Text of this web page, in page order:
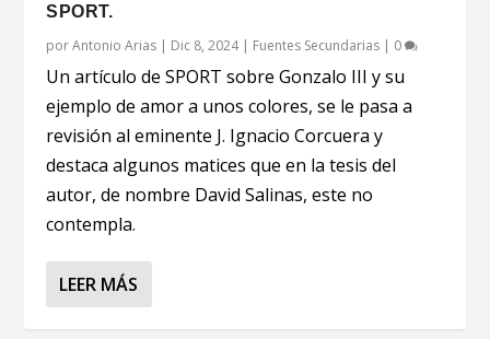
SPORT.
porAntonio Arias | Dic 8, 2024| Fuentes Secundarias | 0
Un artículo de SPORT sobre Gonzalo III y su
ejemplo de amor a unos colores, se le pasa a
revisión al eminente J. Ignacio Corcuera y
destaca algunos matices que en la tesis del
autor, de nombre David Salinas, este no
contempla.
LEER MÁS